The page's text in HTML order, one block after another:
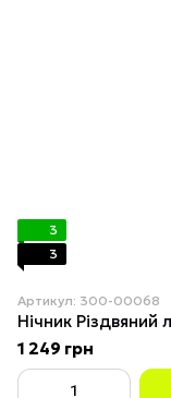
3
3
Артикул: 300-00068
1 249 грн